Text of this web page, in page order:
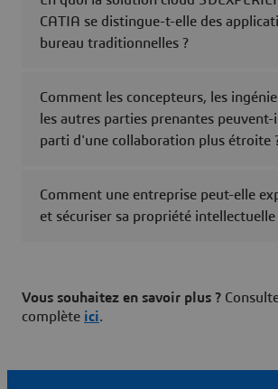
CATIA se distingue-t-elle des
bureau traditionnelles ?
Comment les concepteurs, les
les autres parties prenantes
parti d'une collaboration plus étroite
Comment une entreprise peut-elle
et sécuriser sa propriété intellectuelle
Vous souhaitez en savoir plus ?
complète ici.